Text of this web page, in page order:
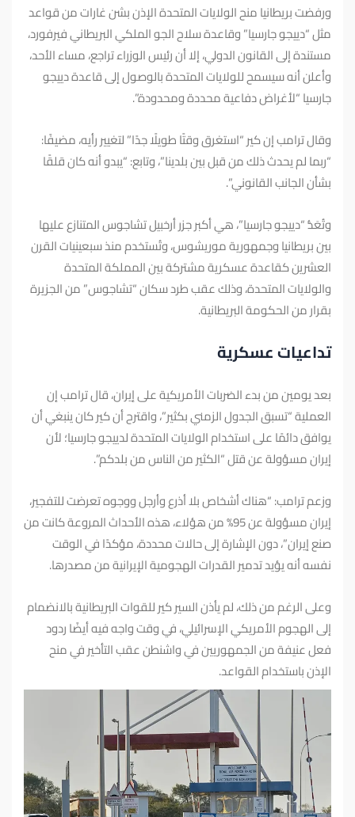
ورفضت بريطانيا منح الولايات المتحدة الإذن بشن غارات من قواعد
مثل “دييجو جارسيا” وقاعدة سلاح الجو الملكي البريطاني فيرفورد،
مستندة إلى القانون الدولي، إلا أن رئيس الوزراء تراجع، مساء الأحد،
وأعلن أنه سيسمح للولايات المتحدة بالوصول إلى قاعدة دييجو
جارسيا “لأغراض دفاعية محددة ومحدودة”.
وقال ترامب إن كير “استغرق وقتًا طويلًا جدًا” لتغيير رأيه، مضيفًا:
“ربما لم يحدث ذلك من قبل بين بلدينا”، وتابع: “يبدو أنه كان قلقًا
بشأن الجانب القانوني”.
وتُعَدُّ “دييجو جارسيا”، هي أكبر جزر أرخبيل تشاجوس المتنازع عليها
بين بريطانيا وجمهورية موريشوس، وتُستخدم منذ سبعينيات القرن
العشرين كقاعدة عسكرية مشتركة بين المملكة المتحدة
والولايات المتحدة، وذلك عقب طرد سكان “تشاجوس” من الجزيرة
بقرار من الحكومة البريطانية.
تداعيات عسكرية
بعد يومين من بدء الضربات الأمريكية على إيران، قال ترامب إن
العملية “تسبق الجدول الزمني بكثير”، واقترح أن كير كان ينبغي أن
يوافق دائمًا على استخدام الولايات المتحدة لدييجو جارسيا؛ لأن
إيران مسؤولة عن قتل “الكثير من الناس من بلدكم”.
وزعم ترامب: “هناك أشخاص بلا أذرع وأرجل ووجوه تعرضت للتفجير،
إيران مسؤولة عن 95% من هؤلاء، هذه الأحداث المروعة كانت من
صنع إيران”، دون الإشارة إلى حالات محددة، مؤكدًا في الوقت
نفسه أنه يؤيد تدمير القدرات الهجومية الإيرانية من مصدرها.
وعلى الرغم من ذلك، لم يأذن السير كير للقوات البريطانية بالانضمام
إلى الهجوم الأمريكي الإسرائيلي، في وقت واجه فيه أيضًا ردود
فعل عنيفة من الجمهوريين في واشنطن عقب التأخير في منح
الإذن باستخدام القواعد.